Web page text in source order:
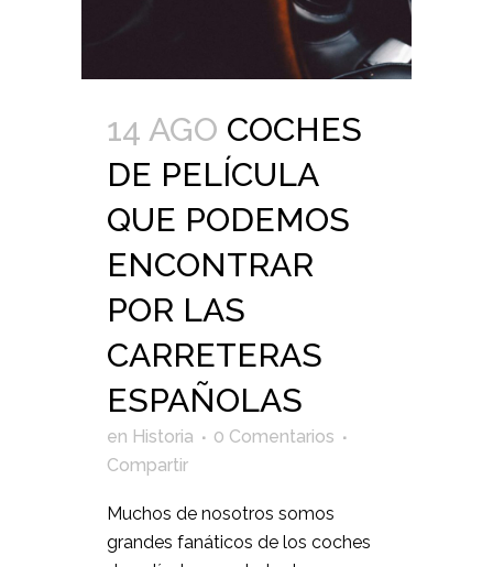
14 AGO COCHES
DE PELÍCULA
QUE PODEMOS
ENCONTRAR
POR LAS
CARRETERAS
ESPAÑOLAS
en Historia
0 Comentarios
Compartir
Muchos de nosotros somos
grandes fanáticos de los coches